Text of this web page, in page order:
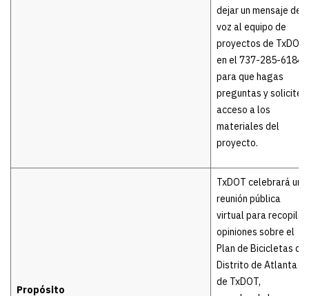
dejar un mensaje de
voz al equipo de
proyectos de TxDOT
en el 737-285-6184
para que hagas
preguntas y solicites
acceso a los
materiales del
proyecto.
Propósito
TxDOT celebrará una
reunión pública
virtual para recopilar
opiniones sobre el
Plan de Bicicletas del
Distrito de Atlanta
de TxDOT,